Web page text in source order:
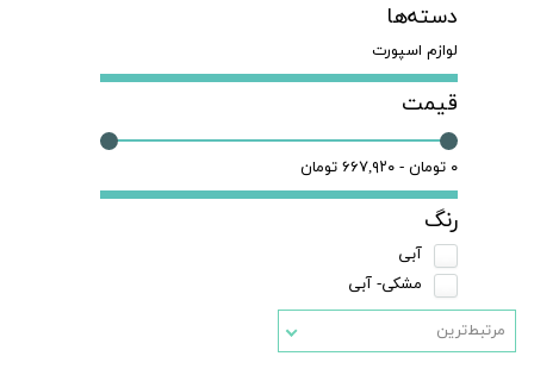
دسته‌ها
لوازم اسپورت
قیمت
۰ تومان - ۶۶۷,۹۲۰ تومان
رنگ
آبی
مشکی- آبی
مرتبط‌ترین